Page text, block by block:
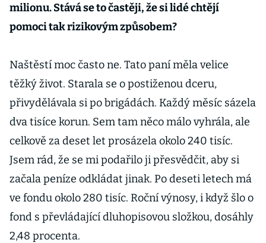
milionu. Stává se to častěji, že si lidé chtějí
pomoci tak rizikovým způsobem?
Naštěstí moc často ne. Tato paní měla velice
těžký život. Starala se o postiženou dceru,
přivydělávala si po brigádách. Každý měsíc sázela
dva tisíce korun. Sem tam něco málo vyhrála, ale
celkově za deset let prosázela okolo 240 tisíc.
Jsem rád, že se mi podařilo ji přesvědčit, aby si
začala peníze odkládat jinak. Po deseti letech má
ve fondu okolo 280 tisíc. Roční výnosy, i když šlo o
fond s převládající dluhopisovou složkou, dosáhly
2,48 procenta.